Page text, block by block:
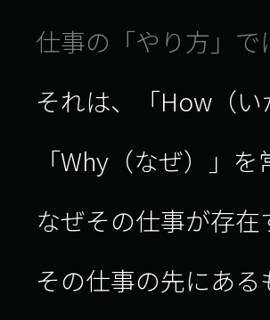
仕事の「やり方」で
それは、「How（い
「Why（なぜ）」を
なぜその仕事が存在
その仕事の先にある